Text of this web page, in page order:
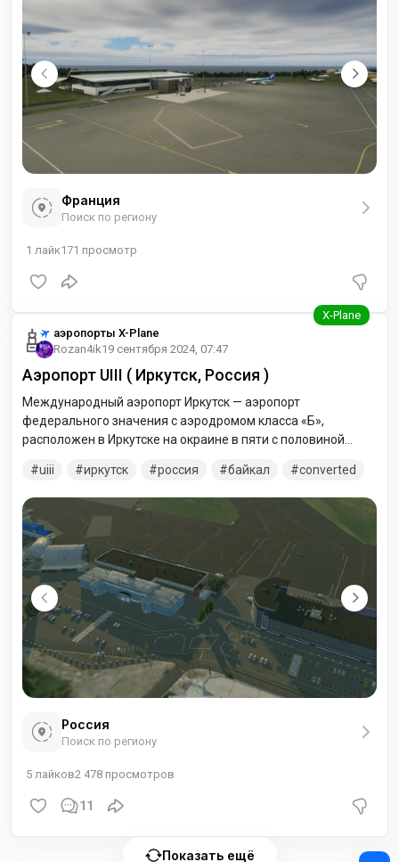
Франция
Поиск по региону
1 лайк171 просмотр
аэропорты X-Plane
Rozan4ik19 сентября 2024, 07:47
Аэропорт UIII ( Иркутск, Россия )
Международный аэропорт Иркутск — аэропорт
федерального значения с аэродромом класса «Б»,
расположен в Иркутске на окраине в пяти с половиной
базирования авиакомпаний Ангара и ИрАэро, а также
региональным узловым аэропортом для S7 Airlines.
uiii иркутск россия байкал converted
Россия
Поиск по региону
5 лайков2 478 просмотров
11
Показать ещё